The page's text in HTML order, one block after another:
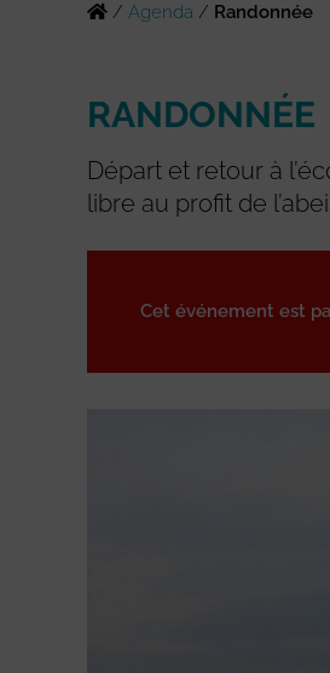
/ Agenda / Randonnée
RANDONNÉE
Départ et retour à
libre au profit de
Cet événement est